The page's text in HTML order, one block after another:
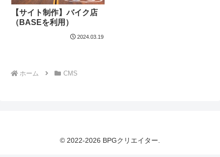
【サイト制作】バイク店
（BASEを利用）
2024.03.19
ホーム CMS
© 2022-2026 BPGクリエイター.